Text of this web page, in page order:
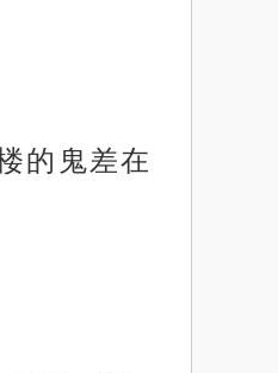
的鬼差在